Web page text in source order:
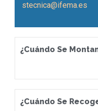
stecnica@ifema.es
¿Cuándo Se
¿Cuándo Se